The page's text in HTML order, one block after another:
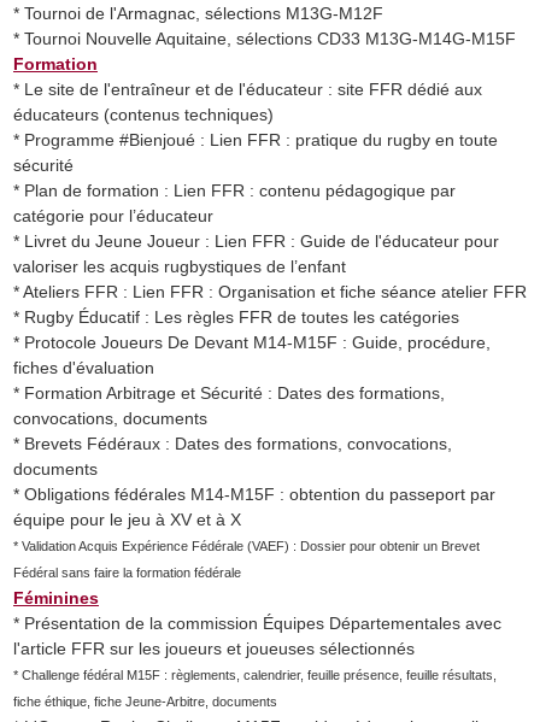
* Tournoi de l'Armagnac, sélections M13G-M12F
* Tournoi Nouvelle Aquitaine, sélections CD33 M13G-M14G-M15F
Formation
* Le site de l'entraîneur et de l'éducateur : site FFR dédié aux
éducateurs (contenus techniques)
* Programme #Bienjoué : Lien FFR : pratique du rugby en toute
sécurité
* Plan de formation : Lien FFR : contenu pédagogique par
catégorie pour l’éducateur
* Livret du Jeune Joueur : Lien FFR : Guide de l'éducateur pour
valoriser les acquis rugbystiques de l’enfant
* Ateliers FFR : Lien FFR : Organisation et fiche séance atelier FFR
* Rugby Éducatif : Les règles FFR de toutes les catégories
* Protocole Joueurs De Devant M14-M15F : Guide, procédure,
fiches d'évaluation
* Formation Arbitrage et Sécurité : Dates des formations,
convocations, documents
* Brevets Fédéraux : Dates des formations, convocations,
documents
* Obligations fédérales M14-M15F : obtention du passeport par
équipe pour le jeu à XV et à X
* Validation Acquis Expérience Fédérale (VAEF) : Dossier pour obtenir un Brevet
Fédéral sans faire la formation fédérale
Féminines
* Présentation de la commission Équipes Départementales avec
l'article FFR sur les joueurs et joueuses sélectionnés
* Challenge fédéral M15F : règlements, calendrier, feuille présence, feuille résultats,
fiche éthique, fiche Jeune-Arbitre, documents